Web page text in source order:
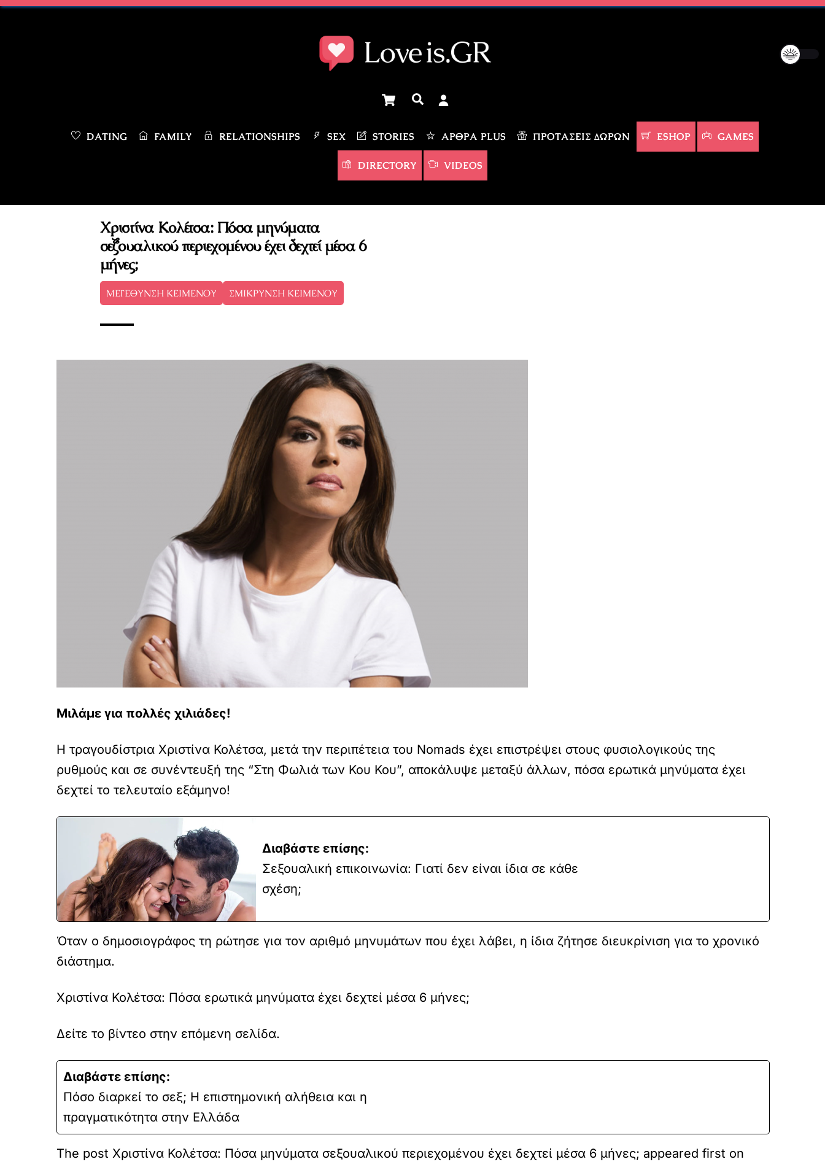
Skip
CartΑναζήτηση
DATING FAMILY RELATIONSHIPS SEX STORIES ΆΡΘΡΑ PLUS ΠΡΟΤΆΣΕΙΣ ΔΏΡΩΝ ESHOP GAMES
DIRECTORY VIDEOS
Χριστίνα Κολέτσα: Πόσα μηνύματα
σεξουαλικού περιεχομένου έχει δεχτεί μέσα 6
μήνες;
ΜΕΓΕΘΥΝΣΗ ΚΕΙΜΕΝΟΥ ΣΜΙΚΡΥΝΣΗ ΚΕΙΜΕΝΟΥ
Μιλάμε για πολλές χιλιάδες!
Η τραγουδίστρια Χριστίνα Κολέτσα, μετά την περιπέτεια του Nomads έχει επιστρέψει στους φυσιολογικούς της
ρυθμούς και σε συνέντευξή της “Στη Φωλιά των Κου Κου”, αποκάλυψε μεταξύ άλλων, πόσα ερωτικά μηνύματα έχει
δεχτεί το τελευταίο εξάμηνο!
Διαβάστε επίσης:
Σεξουαλική επικοινωνία: Γιατί δεν είναι ίδια σε κάθε
σχέση;
Όταν ο δημοσιογράφος τη ρώτησε για τον αριθμό μηνυμάτων που έχει λάβει, η ίδια ζήτησε διευκρίνιση για το χρονικό
διάστημα.
Χριστίνα Κολέτσα: Πόσα ερωτικά μηνύματα έχει δεχτεί μέσα 6 μήνες;
Δείτε το βίντεο στην επόμενη σελίδα.
Διαβάστε επίσης:
Πόσο διαρκεί το σεξ; Η επιστημονική αλήθεια και η
πραγματικότητα στην Ελλάδα
The post Χριστίνα Κολέτσα: Πόσα μηνύματα σεξουαλικού περιεχομένου έχει δεχτεί μέσα 6 μήνες; appeared first on